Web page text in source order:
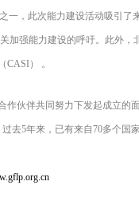
一，此次能力建设活动吸引了
加强能力建设的呼吁。此外，
CASI） 。
作伙伴共同努力下发起成立的
过去5年来，已有来自70多个国